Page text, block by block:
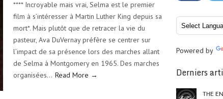
**** Incroyable mais vrai, Selma est le premier
film à s’intéresser à Martin Luther King depuis sa
mort*. Mais plutôt que de retracer la vie du
pasteur, Ava DuVernay préfère se centrer sur
l’impact de sa présence lors des marches allant
de Selma à Montgomery en 1965. Des marches
organisées… Read More →
Powered by
Derniers
THE